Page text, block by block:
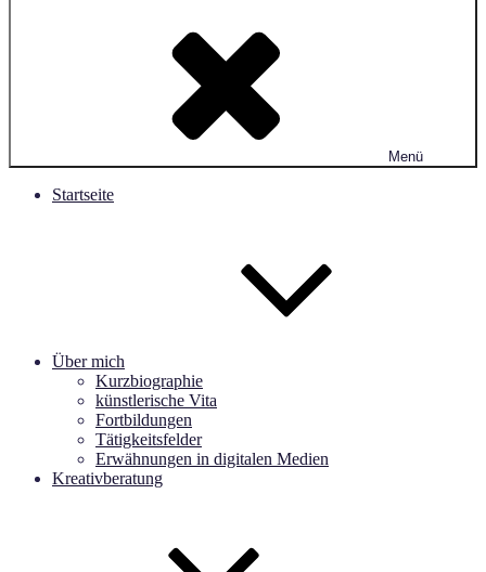
Menü
Startseite
Über mich
Kurzbiographie
künstlerische Vita
Fortbildungen
Tätigkeitsfelder
Erwähnungen in digitalen Medien
Kreativberatung